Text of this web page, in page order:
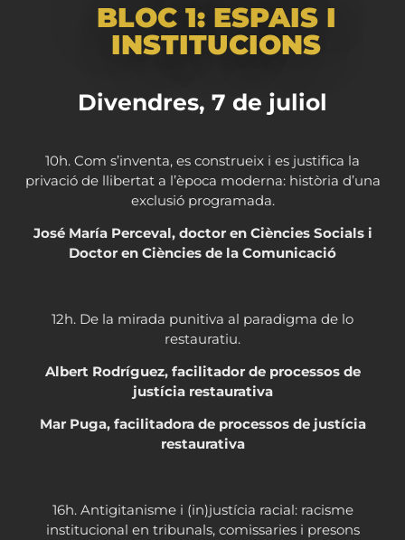
BLOC 1: ESPAIS I
INSTITUCIONS
Divendres, 7 de juliol
10h. Com s’inventa, es construeix i es justifica la
privació de llibertat a l’època moderna: història d’una
exclusió programada.
José María Perceval, doctor en Ciències Socials i
Doctor en Ciències de la Comunicació
12h. De la mirada punitiva al paradigma de lo
restauratiu.
Albert Rodríguez, facilitador de processos de
justícia restaurativa
Mar Puga, facilitadora de processos de justícia
restaurativa
16h. Antigitanisme i (in)justícia racial: racisme
institucional en tribunals, comissaries i presons